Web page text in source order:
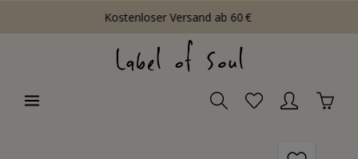
Kostenloser Versand ab 60 €